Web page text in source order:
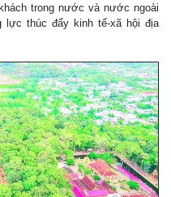
trong nước và nước ngoài
lực thúc đẩy kinh tế-xã hội địa